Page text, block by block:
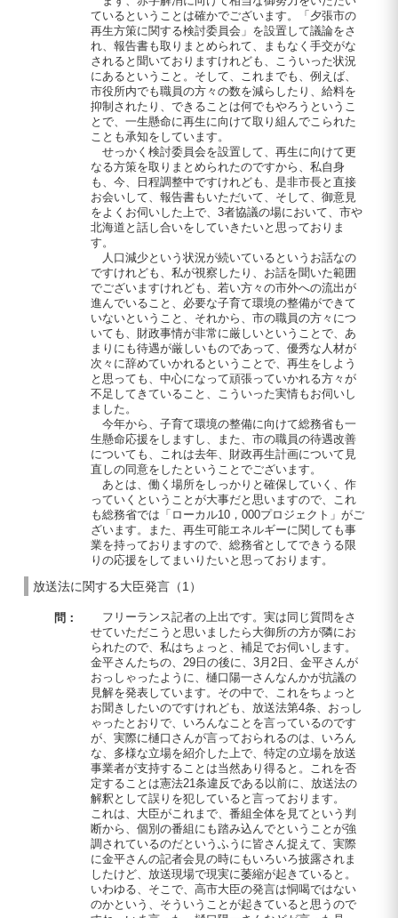
ているということは確かでございます。「夕張市の
再生方策に関する検討委員会」を設置して議論をさ
れ、報告書も取りまとめられて、まもなく手交がな
されると聞いておりますけれども、こういった状況
にあるということ。そして、これまでも、例えば、
市役所内でも職員の方々の数を減らしたり、給料を
抑制されたり、できることは何でもやろうというこ
とで、一生懸命に再生に向けて取り組んでこられた
ことも承知をしています。
せっかく検討委員会を設置して、再生に向けて更
なる方策を取りまとめられたのですから、私自身
も、今、日程調整中ですけれども、是非市長と直接
お会いして、報告書もいただいて、そして、御意見
をよくお伺いした上で、3者協議の場において、市や
北海道と話し合いをしていきたいと思っておりま
す。
人口減少という状況が続いているというお話なの
ですけれども、私が視察したり、お話を聞いた範囲
でございますけれども、若い方々の市外への流出が
進んでいること、必要な子育て環境の整備ができて
いないということ、それから、市の職員の方々につ
いても、財政事情が非常に厳しいということで、あ
まりにも待遇が厳しいものであって、優秀な人材が
次々に辞めていかれるということで、再生をしよう
と思っても、中心になって頑張っていかれる方々が
不足してきていること、こういった実情もお伺いし
ました。
今年から、子育て環境の整備に向けて総務省も一
生懸命応援をしますし、また、市の職員の待遇改善
についても、これは去年、財政再生計画について見
直しの同意をしたということでございます。
あとは、働く場所をしっかりと確保していく、作
っていくということが大事だと思いますので、これ
も総務省では「ローカル10，000プロジェクト」がご
ざいます。また、再生可能エネルギーに関しても事
業を持っておりますので、総務省としてできうる限
りの応援をしてまいりたいと思っております。
放送法に関する大臣発言（1）
問：
フリーランス記者の上出です。実は同じ質問をさ
せていただこうと思いましたら大御所の方が隣にお
られたので、私はちょっと、補足でお伺いします。
金平さんたちの、29日の後に、3月2日、金平さんが
おっしゃったように、樋口陽一さんなんかが抗議の
見解を発表しています。その中で、これをちょっと
お聞きしたいのですけれども、放送法第4条、おっし
ゃったとおりで、いろんなことを言っているのです
が、実際に樋口さんが言っておられるのは、いろん
な、多様な立場を紹介した上で、特定の立場を放送
事業者が支持することは当然あり得ると。これを否
定することは憲法21条違反である以前に、放送法の
解釈として誤りを犯していると言っております。
これは、大臣がこれまで、番組全体を見てという判
断から、個別の番組にも踏み込んでということが強
調されているのだというふうに皆さん捉えて、実際
に金平さんの記者会見の時にもいろいろ披露されま
したけど、放送現場で現実に萎縮が起きていると。
いわゆる、そこで、高市大臣の発言は恫喝ではない
のかという、そういうことが起きていると思うので